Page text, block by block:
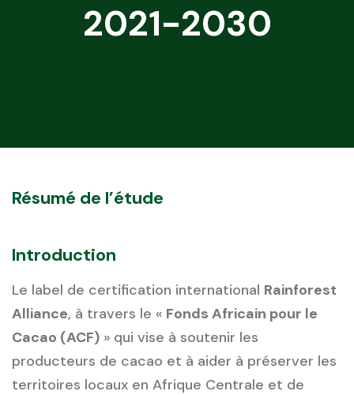
2021-2030
Résumé de l’étude
Introduction
Le label de certification international Rainforest
Alliance, à travers le « Fonds Africain pour le
Cacao (ACF) » qui vise à soutenir les
producteurs de cacao et à aider à préserver les
territoires locaux en Afrique Centrale et de